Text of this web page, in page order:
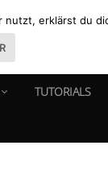
TUTORIALS
erklärst du